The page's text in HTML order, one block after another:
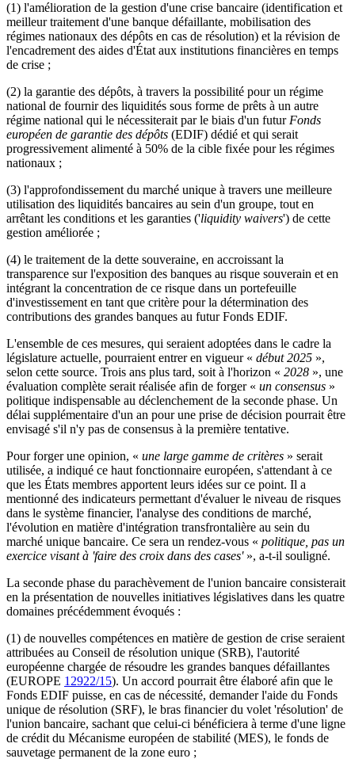
(1) l'amélioration de la gestion d'une crise bancaire (identification et
meilleur traitement d'une banque défaillante, mobilisation des
régimes nationaux des dépôts en cas de résolution) et la révision de
l'encadrement des aides d'État aux institutions financières en temps
de crise ;
(2) la garantie des dépôts, à travers la possibilité pour un régime
national de fournir des liquidités sous forme de prêts à un autre
régime national qui le nécessiterait par le biais d'un futurFonds
européen de garantie des dépôts (EDIF) dédié et qui serait
progressivement alimenté à 50% de la cible fixée pour les régimes
nationaux ;
(3) l'approfondissement du marché unique à travers une meilleure
utilisation des liquidités bancaires au sein d'un groupe, tout en
arrêtant les conditions et les garanties ('liquidity waivers') de cette
gestion améliorée ;
(4) le traitement de la dette souveraine, en accroissant la
transparence sur l'exposition des banques au risque souverain et en
intégrant la concentration de ce risque dans un portefeuille
d'investissement en tant que critère pour la détermination des
contributions des grandes banques au futur Fonds EDIF.
L'ensemble de ces mesures, qui seraient adoptées dans le cadre la
législature actuelle, pourraient entrer en vigueur « début 2025 »,
selon cette source. Trois ans plus tard, soit à l'horizon « 2028 », une
évaluation complète serait réalisée afin de forger « un consensus »
politique indispensable au déclenchement de la seconde phase. Un
délai supplémentaire d'un an pour une prise de décision pourrait être
envisagé s'il n'y pas de consensus à la première tentative.
Pour forger une opinion, « une large gamme de critères » serait
utilisée, a indiqué ce haut fonctionnaire européen, s'attendant à ce
que les États membres apportent leurs idées sur ce point. Il a
mentionné des indicateurs permettant d'évaluer le niveau de risques
dans le système financier, l'analyse des conditions de marché,
l'évolution en matière d'intégration transfrontalière au sein du
marché unique bancaire. Ce sera un rendez-vous « politique, pas un
exercice visant à 'faire des croix dans des cases' », a-t-il souligné.
La seconde phase du parachèvement de l'union bancaire consisterait
en la présentation de nouvelles initiatives législatives dans les quatre
domaines précédemment évoqués :
(1) de nouvelles compétences en matière de gestion de crise seraient
attribuées au Conseil de résolution unique (SRB), l'autorité
européenne chargée de résoudre les grandes banques défaillantes
(EUROPE 12922/15). Un accord pourrait être élaboré afin que le
Fonds EDIF puisse, en cas de nécessité, demander l'aide du Fonds
unique de résolution (SRF), le bras financier du volet 'résolution' de
l'union bancaire, sachant que celui-ci bénéficiera à terme d'une ligne
de crédit du Mécanisme européen de stabilité (MES), le fonds de
sauvetage permanent de la zone euro ;